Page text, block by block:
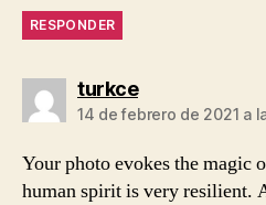
RESPONDER
turkcedice:
14 de febrero de 2021 a
Your photo evokes the magic
human spirit is very resilient.